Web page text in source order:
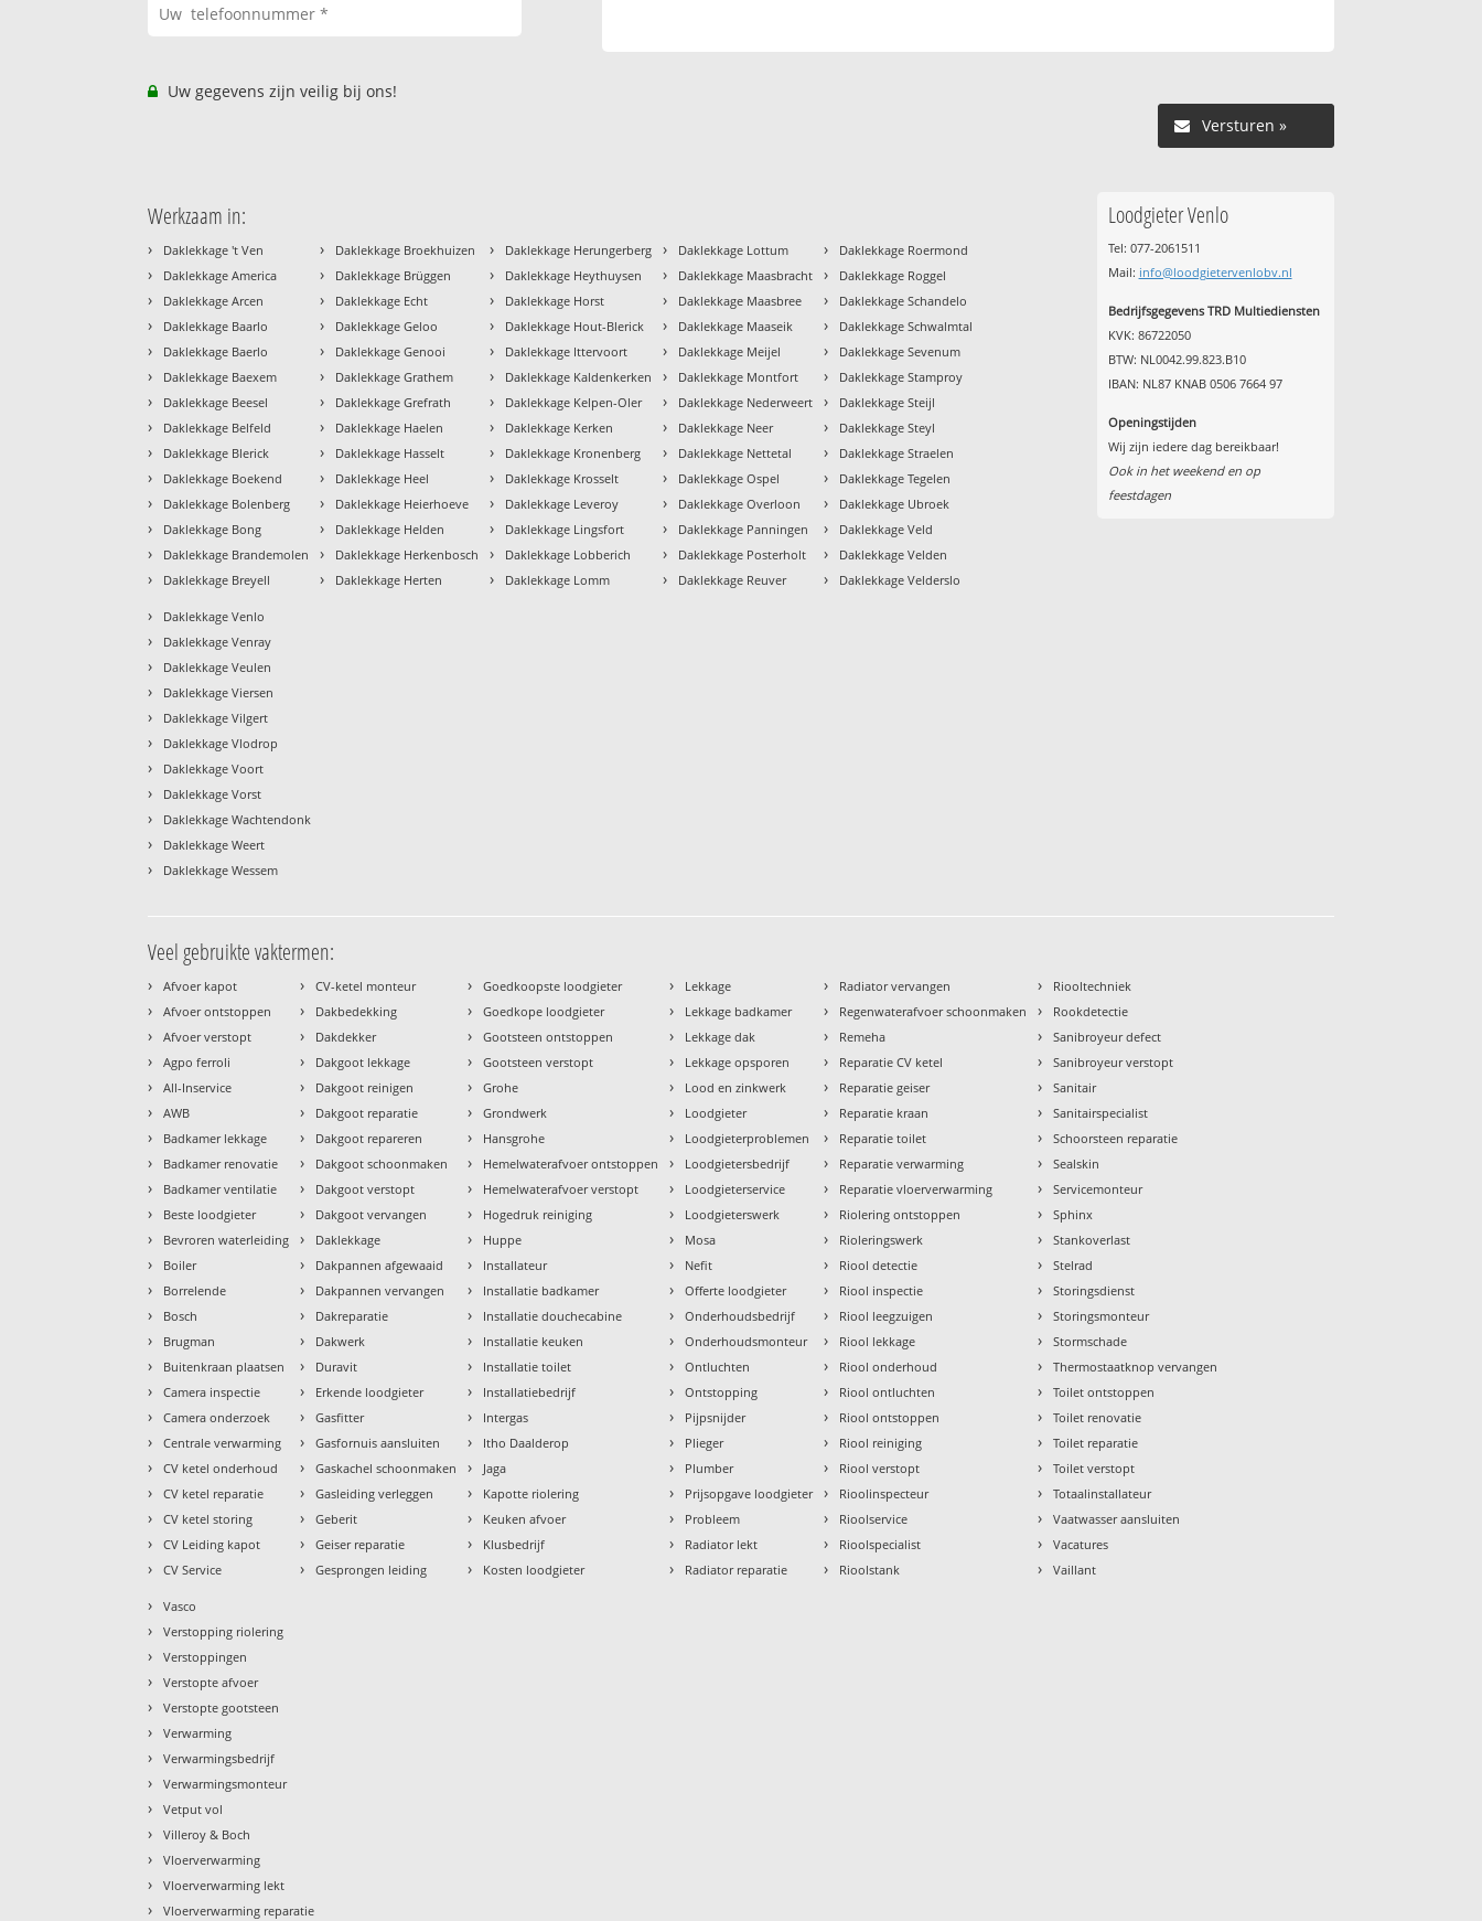
Uw gegevens zijn veilig bij ons!
Versturen »
Werkzaam in:
› Daklekkage 't Ven
› Daklekkage America
› Daklekkage Arcen
› Daklekkage Baarlo
› Daklekkage Baerlo
› Daklekkage Baexem
› Daklekkage Beesel
› Daklekkage Belfeld
› Daklekkage Blerick
› Daklekkage Boekend
› Daklekkage Bolenberg
› Daklekkage Bong
› Daklekkage Brandemolen
› Daklekkage Breyell
› Daklekkage Broekhuizen
› Daklekkage Brüggen
› Daklekkage Echt
› Daklekkage Geloo
› Daklekkage Genooi
› Daklekkage Grathem
› Daklekkage Grefrath
› Daklekkage Haelen
› Daklekkage Hasselt
› Daklekkage Heel
› Daklekkage Heierhoeve
› Daklekkage Helden
› Daklekkage Herkenbosch
› Daklekkage Herten
› Daklekkage Herungerberg
› Daklekkage Heythuysen
› Daklekkage Horst
› Daklekkage Hout-Blerick
› Daklekkage Ittervoort
› Daklekkage Kaldenkerken
› Daklekkage Kelpen-Oler
› Daklekkage Kerken
› Daklekkage Kronenberg
› Daklekkage Krosselt
› Daklekkage Leveroy
› Daklekkage Lingsfort
› Daklekkage Lobberich
› Daklekkage Lomm
› Daklekkage Lottum
› Daklekkage Maasbracht
› Daklekkage Maasbree
› Daklekkage Maaseik
› Daklekkage Meijel
› Daklekkage Montfort
› Daklekkage Nederweert
› Daklekkage Neer
› Daklekkage Nettetal
› Daklekkage Ospel
› Daklekkage Overloon
› Daklekkage Panningen
› Daklekkage Posterholt
› Daklekkage Reuver
› Daklekkage Roermond
› Daklekkage Roggel
› Daklekkage Schandelo
› Daklekkage Schwalmtal
› Daklekkage Sevenum
› Daklekkage Stamproy
› Daklekkage Steijl
› Daklekkage Steyl
› Daklekkage Straelen
› Daklekkage Tegelen
› Daklekkage Ubroek
› Daklekkage Veld
› Daklekkage Velden
› Daklekkage Velderslo
› Daklekkage Venlo
› Daklekkage Venray
› Daklekkage Veulen
› Daklekkage Viersen
› Daklekkage Vilgert
› Daklekkage Vlodrop
› Daklekkage Voort
› Daklekkage Vorst
› Daklekkage Wachtendonk
› Daklekkage Weert
› Daklekkage Wessem
Loodgieter Venlo
Tel: 077-2061511
Mail: info@loodgietervenlobv.nl
Bedrijfsgegevens TRD Multiediensten
KVK: 86722050
BTW: NL0042.99.823.B10
IBAN: NL87 KNAB 0506 7664 97
Openingstijden
Wij zijn iedere dag bereikbaar!
Ook in het weekend en op
feestdagen
Veel gebruikte vaktermen:
› Afvoer kapot
› Afvoer ontstoppen
› Afvoer verstopt
› Agpo ferroli
› All-Inservice
› AWB
› Badkamer lekkage
› Badkamer renovatie
› Badkamer ventilatie
› Beste loodgieter
› Bevroren waterleiding
› Boiler
› Borrelende
› Bosch
› Brugman
› Buitenkraan plaatsen
› Camera inspectie
› Camera onderzoek
› Centrale verwarming
› CV ketel onderhoud
› CV ketel reparatie
› CV ketel storing
› CV Leiding kapot
› CV Service
› CV-ketel monteur
› Dakbedekking
› Dakdekker
› Dakgoot lekkage
› Dakgoot reinigen
› Dakgoot reparatie
› Dakgoot repareren
› Dakgoot schoonmaken
› Dakgoot verstopt
› Dakgoot vervangen
› Daklekkage
› Dakpannen afgewaaid
› Dakpannen vervangen
› Dakreparatie
› Dakwerk
› Duravit
› Erkende loodgieter
› Gasfitter
› Gasfornuis aansluiten
› Gaskachel schoonmaken
› Gasleiding verleggen
› Geberit
› Geiser reparatie
› Gesprongen leiding
› Goedkoopste loodgieter
› Goedkope loodgieter
› Gootsteen ontstoppen
› Gootsteen verstopt
› Grohe
› Grondwerk
› Hansgrohe
› Hemelwaterafvoer ontstoppen
› Hemelwaterafvoer verstopt
› Hogedruk reiniging
› Huppe
› Installateur
› Installatie badkamer
› Installatie douchecabine
› Installatie keuken
› Installatie toilet
› Installatiebedrijf
› Intergas
› Itho Daalderop
› Jaga
› Kapotte riolering
› Keuken afvoer
› Klusbedrijf
› Kosten loodgieter
› Lekkage
› Lekkage badkamer
› Lekkage dak
› Lekkage opsporen
› Lood en zinkwerk
› Loodgieter
› Loodgieterproblemen
› Loodgietersbedrijf
› Loodgieterservice
› Loodgieterswerk
› Mosa
› Nefit
› Offerte loodgieter
› Onderhoudsbedrijf
› Onderhoudsmonteur
› Ontluchten
› Ontstopping
› Pijpsnijder
› Plieger
› Plumber
› Prijsopgave loodgieter
› Probleem
› Radiator lekt
› Radiator reparatie
› Radiator vervangen
› Regenwaterafvoer schoonmaken
› Remeha
› Reparatie CV ketel
› Reparatie geiser
› Reparatie kraan
› Reparatie toilet
› Reparatie verwarming
› Reparatie vloerverwarming
› Riolering ontstoppen
› Rioleringswerk
› Riool detectie
› Riool inspectie
› Riool leegzuigen
› Riool lekkage
› Riool onderhoud
› Riool ontluchten
› Riool ontstoppen
› Riool reiniging
› Riool verstopt
› Rioolinspecteur
› Rioolservice
› Rioolspecialist
› Rioolstank
› Riooltechniek
› Rookdetectie
› Sanibroyeur defect
› Sanibroyeur verstopt
› Sanitair
› Sanitairspecialist
› Schoorsteen reparatie
› Sealskin
› Servicemonteur
› Sphinx
› Stankoverlast
› Stelrad
› Storingsdienst
› Storingsmonteur
› Stormschade
› Thermostaatknop vervangen
› Toilet ontstoppen
› Toilet renovatie
› Toilet reparatie
› Toilet verstopt
› Totaalinstallateur
› Vaatwasser aansluiten
› Vacatures
› Vaillant
› Vasco
› Verstopping riolering
› Verstoppingen
› Verstopte afvoer
› Verstopte gootsteen
› Verwarming
› Verwarmingsbedrijf
› Verwarmingsmonteur
› Vetput vol
› Villeroy & Boch
› Vloerverwarming
› Vloerverwarming lekt
› Vloerverwarming reparatie